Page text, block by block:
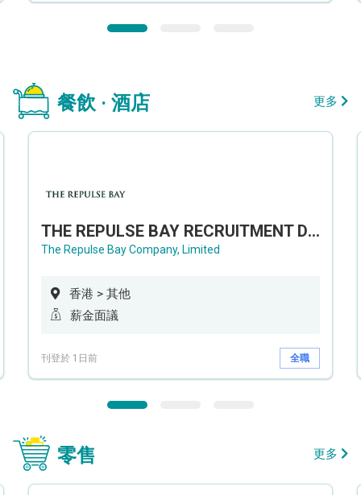
餐飲 · 酒店 更多
THE REPULSE BAY RECRUITMENT DAY 淺水灣影灣園人才招聘會
The Repulse Bay Company, Limited
香港 > 其他
薪金面議
刊登於 1日前 全職
零售 更多